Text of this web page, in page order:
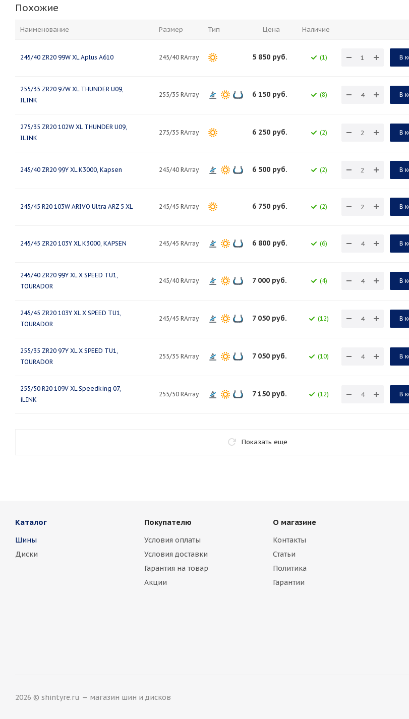
Похожие
Наименование Размер Тип Цена Наличие
245/40 ZR20 99W XL Aplus A610 245/40 RArray 5 850 руб. (1) В
255/35 ZR20 97W XL THUNDER U09,
ILINK
255/35 RArray 6 150 руб. (8) В
275/35 ZR20 102W XL THUNDER U09,
ILINK
275/35 RArray 6 250 руб. (2) В
245/40 ZR20 99Y XL K3000, Kapsen 245/40 RArray 6 500 руб. (2) В
245/45 R20 103W ARIVO Ultra ARZ 5 XL 245/45 RArray 6 750 руб. (2) В
245/45 ZR20 103Y XL K3000, KAPSEN 245/45 RArray 6 800 руб. (6) В
245/40 ZR20 99Y XL X SPEED TU1,
TOURADOR
245/40 RArray 7 000 руб. (4) В
245/45 ZR20 103Y XL X SPEED TU1,
TOURADOR
245/45 RArray 7 050 руб. (12) В
255/35 ZR20 97Y XL X SPEED TU1,
TOURADOR
255/35 RArray 7 050 руб. (10) В
255/50 R20 109V XL Speedking 07,
iLINK
255/50 RArray 7 150 руб. (12) В
Показать еще
Каталог
Шины
Диски
Покупателю
Условия оплаты
Условия доставки
Гарантия на товар
Акции
О магазине
Контакты
Статьи
Политика
Гарантии
2026 © shintyre.ru — магазин шин и дисков